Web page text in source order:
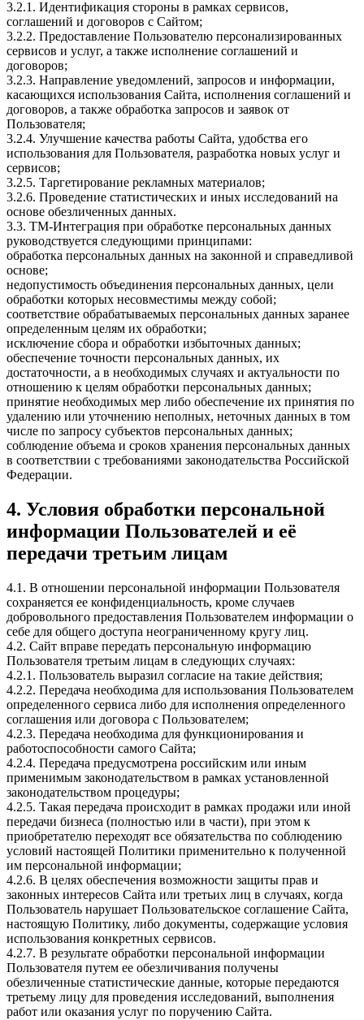
3.2.1. Идентификация стороны в рамках сервисов,
соглашений и договоров с Сайтом;
3.2.2. Предоставление Пользователю персонализированных
сервисов и услуг, а также исполнение соглашений и
договоров;
3.2.3. Направление уведомлений, запросов и информации,
касающихся использования Сайта, исполнения соглашений и
договоров, а также обработка запросов и заявок от
Пользователя;
3.2.4. Улучшение качества работы Сайта, удобства его
использования для Пользователя, разработка новых услуг и
сервисов;
3.2.5. Таргетирование рекламных материалов;
3.2.6. Проведение статистических и иных исследований на
основе обезличенных данных.
3.3. ТМ-Интеграция при обработке персональных данных
руководствуется следующими принципами:
обработка персональных данных на законной и справедливой
основе;
недопустимость объединения персональных данных, цели
обработки которых несовместимы между собой;
соответствие обрабатываемых персональных данных заранее
определенным целям их обработки;
исключение сбора и обработки избыточных данных;
обеспечение точности персональных данных, их
достаточности, а в необходимых случаях и актуальности по
отношению к целям обработки персональных данных;
принятие необходимых мер либо обеспечение их принятия по
удалению или уточнению неполных, неточных данных в том
числе по запросу субъектов персональных данных;
соблюдение объема и сроков хранения персональных данных
в соответствии с требованиями законодательства Российской
Федерации.
4. Условия обработки персональной
информации Пользователей и её
передачи третьим лицам
4.1. В отношении персональной информации Пользователя
сохраняется ее конфиденциальность, кроме случаев
добровольного предоставления Пользователем информации о
себе для общего доступа неограниченному кругу лиц.
4.2. Сайт вправе передать персональную информацию
Пользователя третьим лицам в следующих случаях:
4.2.1. Пользователь выразил согласие на такие действия;
4.2.2. Передача необходима для использования Пользователем
определенного сервиса либо для исполнения определенного
соглашения или договора с Пользователем;
4.2.3. Передача необходима для функционирования и
работоспособности самого Сайта;
4.2.4. Передача предусмотрена российским или иным
применимым законодательством в рамках установленной
законодательством процедуры;
4.2.5. Такая передача происходит в рамках продажи или иной
передачи бизнеса (полностью или в части), при этом к
приобретателю переходят все обязательства по соблюдению
условий настоящей Политики применительно к полученной
им персональной информации;
4.2.6. В целях обеспечения возможности защиты прав и
законных интересов Сайта или третьих лиц в случаях, когда
Пользователь нарушает Пользовательское соглашение Сайта,
настоящую Политику, либо документы, содержащие условия
использования конкретных сервисов.
4.2.7. В результате обработки персональной информации
Пользователя путем ее обезличивания получены
обезличенные статистические данные, которые передаются
третьему лицу для проведения исследований, выполнения
работ или оказания услуг по поручению Сайта.